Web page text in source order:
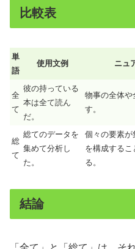
比較表
単
語
使用文例 ニュ
全
て
彼の持っている
本は全て読ん
だ。
物事の全体や
す。
総
て
総てのデータを
集めて分析し
た。
個々の要素が
を構成するこ
る。
結論